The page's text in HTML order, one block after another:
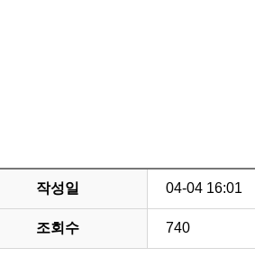
작성일 04-04 16:01
조회수 740